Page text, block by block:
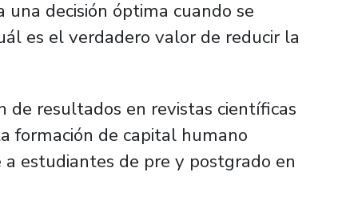
una decisión óptima cuando se
es el verdadero valor de reducir la
resultados en revistas científicas
formación de capital humano
estudiantes de pre y postgrado en